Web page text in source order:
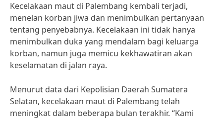
Kecelakaan maut di Palembang kembali terjadi,
menelan korban jiwa dan menimbulkan pertanyaan
tentang penyebabnya. Kecelakaan ini tidak hanya
menimbulkan duka yang mendalam bagi keluarga
korban, namun juga memicu kekhawatiran akan
keselamatan di jalan raya.
Menurut data dari Kepolisian Daerah Sumatera
Selatan, kecelakaan maut di Palembang telah
meningkat dalam beberapa bulan terakhir. “Kami